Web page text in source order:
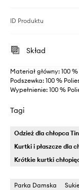
ID Produktu
Skład
Materiał główny: 100
Podszewka: 100 %
Wypełnienie: 100 %
Tagi
Odzież dla chłopca
Kurtki i płaszcze dla
Krótkie kurtki
Parka Damska